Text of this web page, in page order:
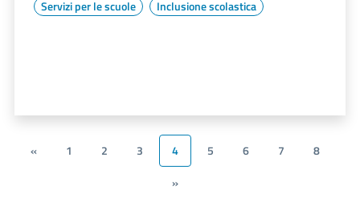
Servizi per le scuole Inclusione scolastica
« 1 2 3 4 5 6 7
8
»